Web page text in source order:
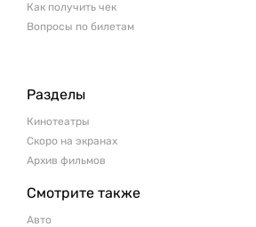
Как получить чек
Вопросы по билетам
Разделы
Кинотеатры
Скоро на экранах
Архив фильмов
Смотрите также
Авто